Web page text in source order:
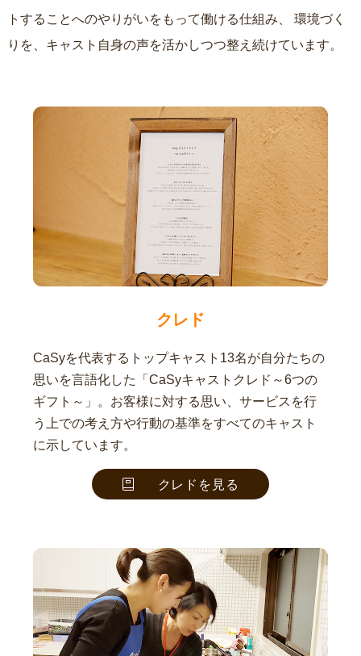
トすることへのやりがいをもって働ける仕組み、
りを、キャスト自身の声を活かしつつ整え続けています。
クレド
CaSyを代表するトップキャスト13名が自分たちの
思いを言語化した「CaSyキャストクレド～6つの
ギフト～」。お客様に対する思い、サービスを行
う上での考え方や行動の基準をすべてのキャスト
に示しています。
クレドを見る